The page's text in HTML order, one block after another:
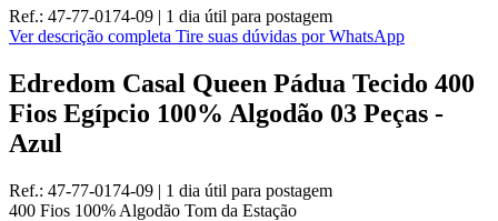
Ref.: 47-77-0174-09 | 1 dia útil para postagem
Ver descrição completa Tire suas dúvidas por WhatsApp
Edredom Casal Queen Pádua Tecido 400
Fios Egípcio 100% Algodão 03 Peças -
Azul
Ref.: 47-77-0174-09 | 1 dia útil para postagem
400 Fios 100% Algodão Tom da Estação